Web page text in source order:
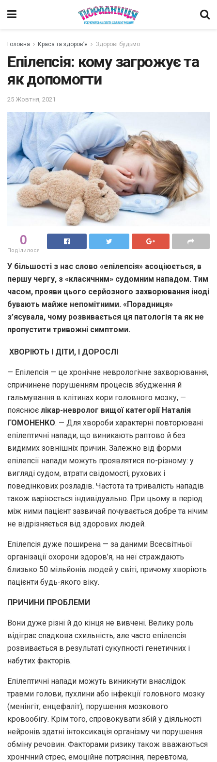
Головна Краса та здоров’я Здорові будьмо
Епілепсія: кому загрожує та
як допомогти
25 Жовтня, 2021
0
Поділилося
У більшості з нас слово «епілепсія» асоціюється, в
першу чергу, з «класичним» судомним нападом. Тим
часом, прояви цього серйозного захворювання іноді
бувають майже непомітними. «Порадниця»
з’ясувала, чому розвивається ця патологія та як не
пропустити тривожні симптоми.
ХВОРІЮТЬ І ДІТИ, І ДОРОСЛІ
— Епілепсія — це хронічне неврологічне захворювання,
спричинене порушенням процесів збудження й
гальмування в клітинах кори головного мозку, —
пояснює лікар-невролог вищої категорії Наталія
ГОМОНЕНКО. — Для хвороби характерні повторювані
епілептичні напади, що виникають раптово й без
видимих ​​зовнішніх причин. Залежно від форми
епілепсії напади можуть проявлятися по-різному: у
вигляді судом, втрати свідомості, рухових і
поведінкових розладів. Частота та тривалість нападів
також варіюється індивідуально. При цьому в період
між ними пацієнт зазвичай почувається добре та нічим
не відрізняється від здорових людей.
Епілепсія дуже поширена — за даними Всесвітньої
організації охорони здоров’я, на неї страждають
близько 50 мільйонів людей у світі, причому хворіють
пацієнти будь-якого віку.
ПРИЧИНИ ПРОБЛЕМИ
Вони дуже різні й до кінця не вивчені. Велику роль
відіграє спадкова схильність, але часто епілепсія
розвивається в результаті сукупності генетичних і
набутих факторів.
Епілептичні напади можуть виникнути внаслідок
травми голови, пухлини або інфекції головного мозку
(менінгіт, енцефаліт), порушення мозкового
кровообігу. Крім того, спровокувати збій у діяльності
нейронів здатні інтоксикація організму чи порушення
обміну речовин. Факторами ризику також вважаються
хронічний стрес, емоційне потрясіння, перевтома,